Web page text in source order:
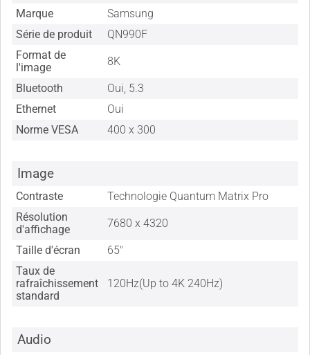
Marque
Samsung
Série de produit
QN990F
Format de
l'image
8K
Bluetooth
Oui, 5.3
Ethernet
Oui
Norme VESA
400 x 300
Image
Contraste
Technologie Quantum Matrix Pro
Résolution
d'affichage
7680 x 4320
Taille d'écran
65"
Taux de
rafraîchissement
standard
120Hz(Up to 4K 240Hz)
Audio